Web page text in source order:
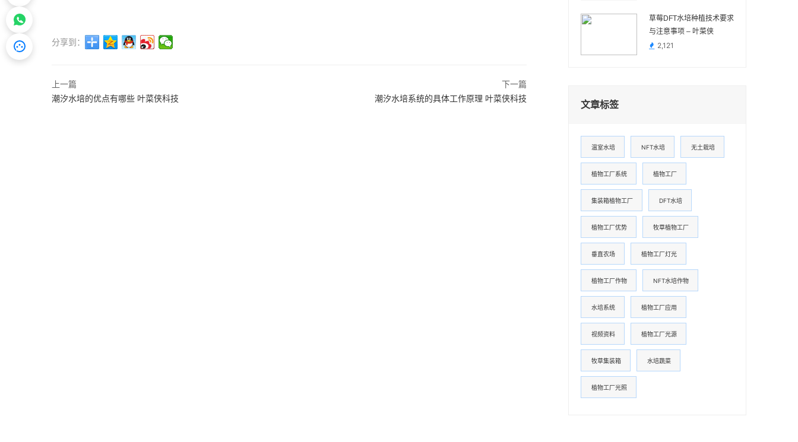
分享到：
上一篇
潮汐水培的优点有哪些 叶菜侠科技
下一篇
潮汐水培系统的具体工作原理 叶菜侠科技
草莓DFT水培种植技术要求
与注意事项 – 叶菜侠
2,121
文章标签
温室水培 NFT水培 无土栽培
植物工厂系统 植物工厂
集装箱植物工厂 DFT水培
植物工厂优势 牧草植物工厂
垂直农场 植物工厂灯光
植物工厂作物 NFT水培作物
水培系统 植物工厂应用
视频资料 植物工厂光源
牧草集装箱 水培蔬菜
植物工厂光照